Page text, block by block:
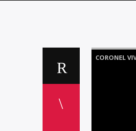
CORONEL